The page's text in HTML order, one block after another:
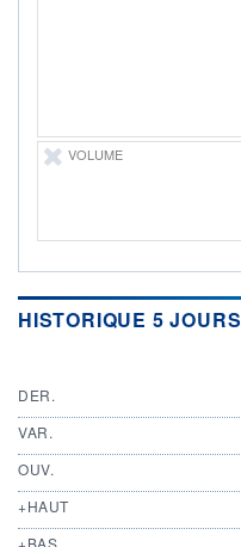
VOLUME
HISTORIQUE 5 JOURS
DER.
VAR.
OUV.
+HAUT
+BAS